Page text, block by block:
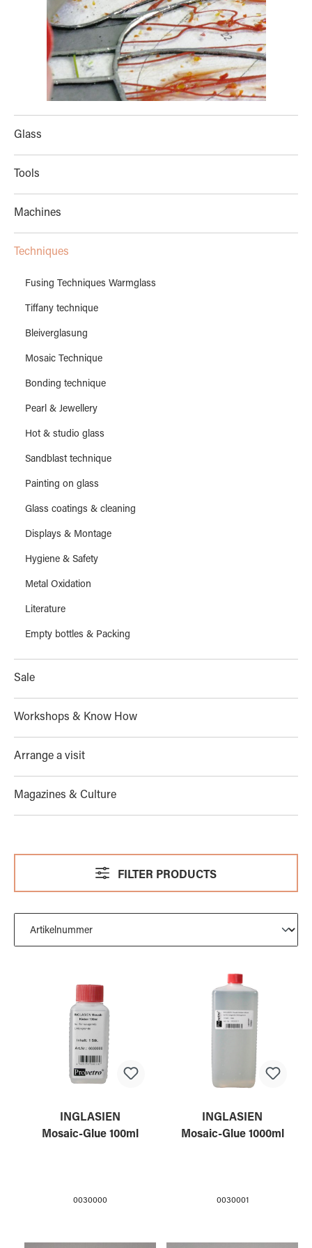
Glass
Tools
Machines
Techniques
Fusing Techniques Warmglass
Tiffany technique
Bleiverglasung
Mosaic Technique
Bonding technique
Pearl & Jewellery
Hot & studio glass
Sandblast technique
Painting on glass
Glass coatings & cleaning
Displays & Montage
Hygiene & Safety
Metal Oxidation
Literature
Empty bottles & Packing
Sale
Workshops & Know How
Arrange a visit
Magazines & Culture
FILTER PRODUCTS
INGLASIEN
Mosaic-Glue 100ml
0030000
INGLASIEN
Mosaic-Glue 1000ml
0030001